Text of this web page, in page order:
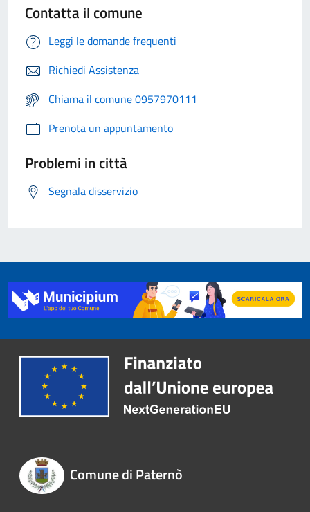
Contatta il comune
Leggi le domande frequenti
Richiedi Assistenza
Chiama il comune 0957970111
Prenota un appuntamento
Problemi in città
Segnala disservizio
Comune di Paternò